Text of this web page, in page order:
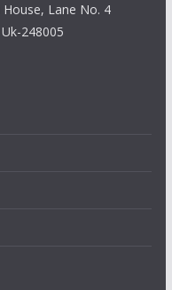
Lane No. 4
248005